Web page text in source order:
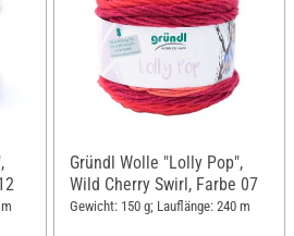
Gründl Wolle "Lolly Pop",
Wild Cherry Swirl, Farbe 07
Gewicht: 150 g; Lauflänge: 240 m